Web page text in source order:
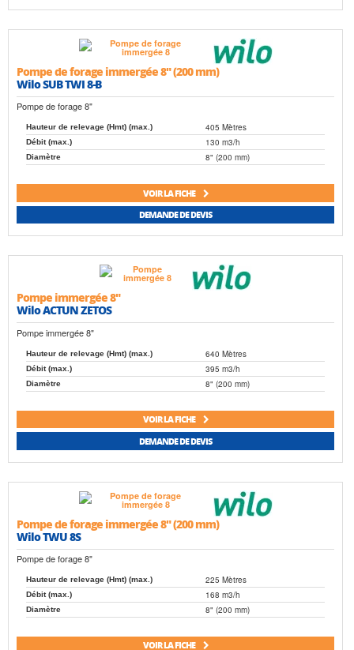
Pompe de forage immergée 8" (200 mm)
Wilo SUB TWI 8-B
Pompe de forage 8"
Hauteur de relevage (Hmt) (max.) 405 Mètres
Débit (max.) 130 m3/h
Diamètre 8" (200 mm)
VOIR LA FICHE
DEMANDE DE DEVIS
Pompe immergée 8"
Wilo ACTUN ZETOS
Pompe immergée 8"
Hauteur de relevage (Hmt) (max.) 640 Mètres
Débit (max.) 395 m3/h
Diamètre 8" (200 mm)
VOIR LA FICHE
DEMANDE DE DEVIS
Pompe de forage immergée 8" (200 mm)
Wilo TWU 8S
Pompe de forage 8"
Hauteur de relevage (Hmt) (max.) 225 Mètres
Débit (max.) 168 m3/h
Diamètre 8" (200 mm)
VOIR LA FICHE